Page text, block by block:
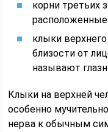
корни третьих
расположенные
клыки
близости от
называют
Клыки на верхней
особенно
нерва к обычным